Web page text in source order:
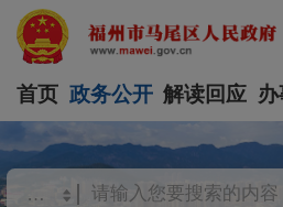
首页 政务公开 解读回应